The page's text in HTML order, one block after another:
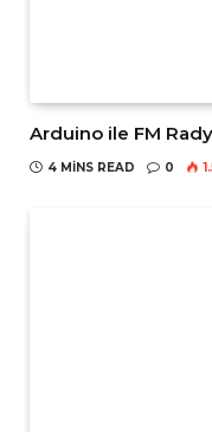
Arduino ile FM
4 MINS READ 0